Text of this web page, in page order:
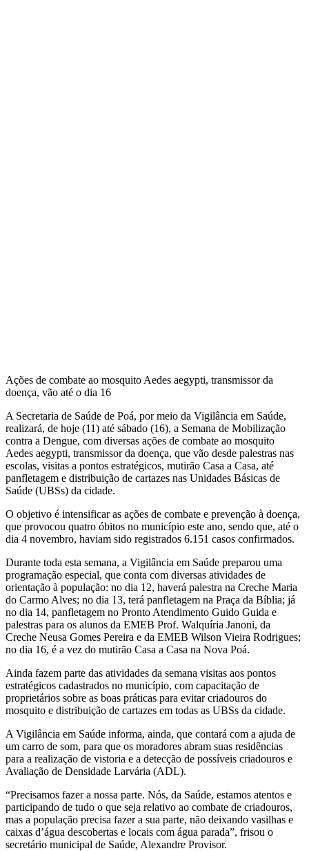
Ações de combate ao mosquito Aedes aegypti, transmissor da
doença, vão até o dia 16
A Secretaria de Saúde de Poá, por meio da Vigilância em Saúde,
realizará, de hoje (11) até sábado (16), a Semana de Mobilização
contra a Dengue, com diversas ações de combate ao mosquito
Aedes aegypti, transmissor da doença, que vão desde palestras nas
escolas, visitas a pontos estratégicos, mutirão Casa a Casa, até
panfletagem e distribuição de cartazes nas Unidades Básicas de
Saúde (UBSs) da cidade.
O objetivo é intensificar as ações de combate e prevenção à doença,
que provocou quatro óbitos no município este ano, sendo que, até o
dia 4 novembro, haviam sido registrados 6.151 casos confirmados.
Durante toda esta semana, a Vigilância em Saúde preparou uma
programação especial, que conta com diversas atividades de
orientação à população: no dia 12, haverá palestra na Creche Maria
do Carmo Alves; no dia 13, terá panfletagem na Praça da Bíblia; já
no dia 14, panfletagem no Pronto Atendimento Guido Guida e
palestras para os alunos da EMEB Prof. Walquíria Janoni, da
Creche Neusa Gomes Pereira e da EMEB Wilson Vieira Rodrigues;
no dia 16, é a vez do mutirão Casa a Casa na Nova Poá.
Ainda fazem parte das atividades da semana visitas aos pontos
estratégicos cadastrados no município, com capacitação de
proprietários sobre as boas práticas para evitar criadouros do
mosquito e distribuição de cartazes em todas as UBSs da cidade.
A Vigilância em Saúde informa, ainda, que contará com a ajuda de
um carro de som, para que os moradores abram suas residências
para a realização de vistoria e a detecção de possíveis criadouros e
Avaliação de Densidade Larvária (ADL).
“Precisamos fazer a nossa parte. Nós, da Saúde, estamos atentos e
participando de tudo o que seja relativo ao combate de criadouros,
mas a população precisa fazer a sua parte, não deixando vasilhas e
caixas d’água descobertas e locais com água parada”, frisou o
secretário municipal de Saúde, Alexandre Provisor.